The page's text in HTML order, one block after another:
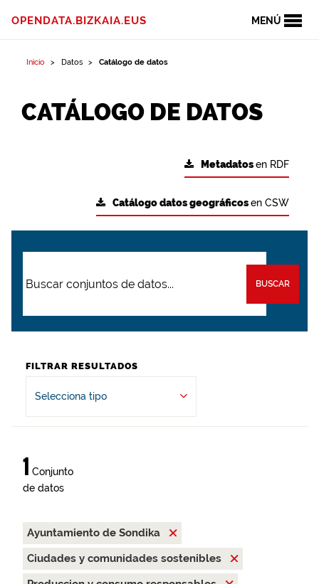
MENÚ
OPENDATA.BIZKAIA.EUS
Inicio Datos Catálogo de datos
CATÁLOGO DE DATOS
Metadatosen RDF
Catálogo datos geográficosen CSW
BUSCAR
FILTRAR RESULTADOS
Selecciona tipo
1 Conjunto
de datos
Ayuntamiento de Sondika
Ciudades y comunidades sostenibles